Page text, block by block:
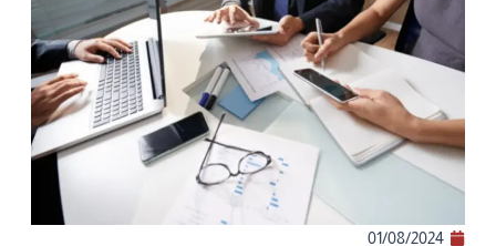
01/08/2024